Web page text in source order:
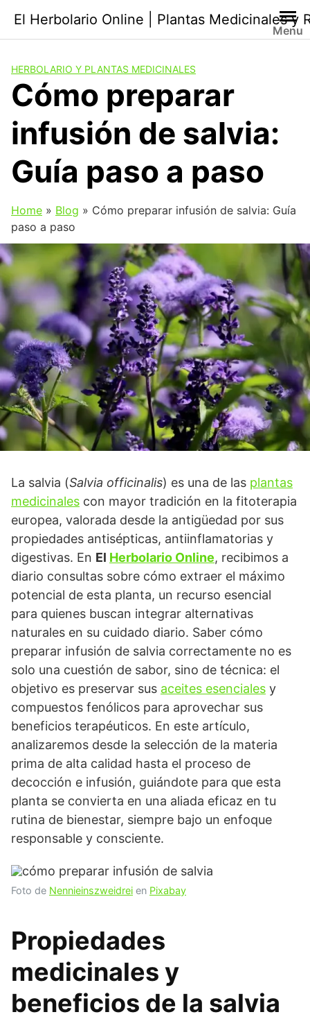
contenido
El Herbolario Online | Plantas Medicinales y
Menu
HERBOLARIO Y PLANTAS MEDICINALES
Cómo preparar
infusión de salvia:
Guía paso a paso
Home » Blog » Cómo preparar infusión de salvia: Guía
paso a paso
La salvia (Salvia officinalis) es una de las plantas
medicinales con mayor tradición en la fitoterapia
europea, valorada desde la antigüedad por sus
propiedades antisépticas, antiinflamatorias y
digestivas. En El Herbolario Online, recibimos a
diario consultas sobre cómo extraer el máximo
potencial de esta planta, un recurso esencial
para quienes buscan integrar alternativas
naturales en su cuidado diario. Saber cómo
preparar infusión de salvia correctamente no es
solo una cuestión de sabor, sino de técnica: el
objetivo es preservar sus aceites esenciales y
compuestos fenólicos para aprovechar sus
beneficios terapéuticos. En este artículo,
analizaremos desde la selección de la materia
prima de alta calidad hasta el proceso de
decocción e infusión, guiándote para que esta
planta se convierta en una aliada eficaz en tu
rutina de bienestar, siempre bajo un enfoque
responsable y consciente.
Foto de Nennieinszweidrei en Pixabay
Propiedades
medicinales y
beneficios de la salvia